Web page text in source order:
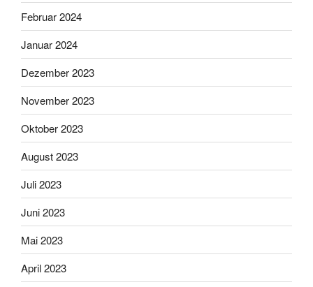
Februar 2024
Januar 2024
Dezember 2023
November 2023
Oktober 2023
August 2023
Juli 2023
Juni 2023
Mai 2023
April 2023